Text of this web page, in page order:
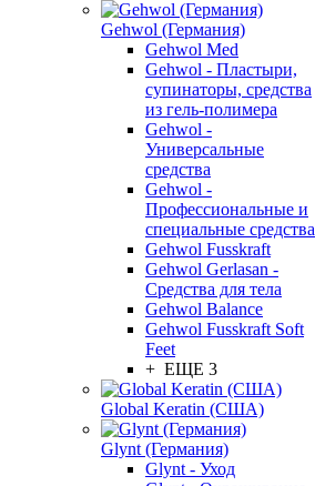
Gehwol (Германия)
Gehwol Med
Gehwol - Пластыри,
супинаторы, средства
из гель-полимера
Gehwol -
Универсальные
средства
Gehwol -
Профессиональные и
специальные средства
Gehwol Fusskraft
Gehwol Gerlasan -
Средства для тела
Gehwol Balance
Gehwol Fusskraft Soft
Feet
+ ЕЩЕ 3
Global Keratin (США)
Glynt (Германия)
Glynt - Уход